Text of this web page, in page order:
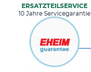
ERSATZTEILSERVICE
10 Jahre Servicegarantie